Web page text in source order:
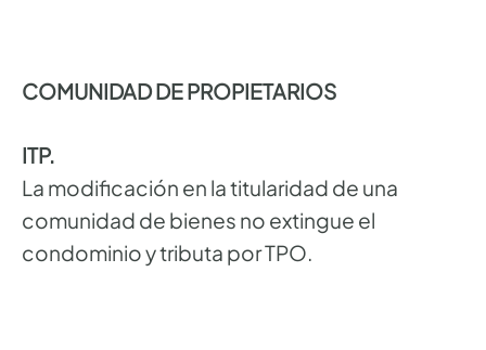
COMUNIDAD DE PROPIETARIOS
ITP.
La modificación en la titularidad de una
comunidad de bienes no extingue el
condominio y tributa por TPO.